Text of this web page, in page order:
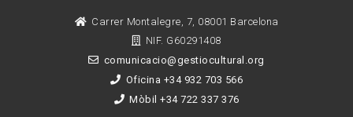
Carrer Montalegre, 7, 08001 Barcelona
NIF. G60291408
comunicacio@gestiocultural.org
Oficina +34 932 703 566
Mòbil +34 722 337 376